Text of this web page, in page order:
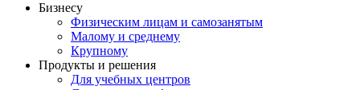
Бизнесу
Физическим лицам и самозанятым
Малому и среднему
Крупному
Продукты и решения
Для учебных центров